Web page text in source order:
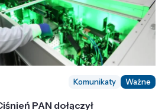
Komunikaty Ważne
PAN dołączył